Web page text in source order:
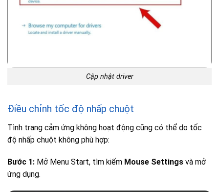
Cập nhật driver
Điều chỉnh tốc độ nhấp chuột
Tình trạng cảm ứng không hoạt động cũng có thể do tốc
độ nhấp chuột không phù hợp:
Bước 1: Mở Menu Start, tìm kiếm Mouse Settings và mở
ứng dụng.